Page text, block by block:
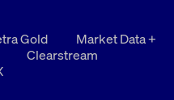
Gold
Market Data +
Clearstream